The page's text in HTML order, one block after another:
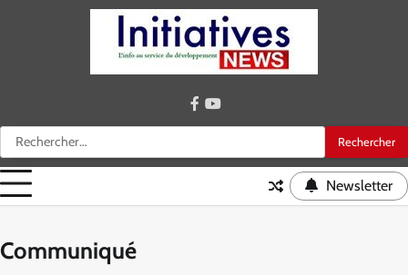
Rechercher :
facebook
youtube
Newsletter
Communiqué